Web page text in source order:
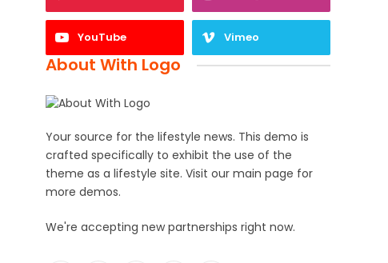
YouTube Vimeo
About With Logo
Your source for the lifestyle news. This demo is
crafted specifically to exhibit the use of the
theme as a lifestyle site. Visit our main page for
more demos.
We're accepting new partnerships right now.